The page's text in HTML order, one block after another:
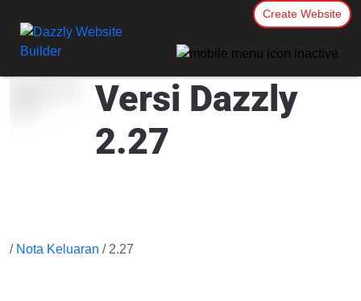
Create Website
Versi Dazzly
2.27
/ Nota Keluaran / 2.27